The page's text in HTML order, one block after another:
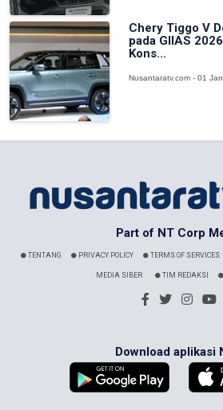
Chery Tiggo V
pada GIIAS
Kons...
Nusantaratv.com - 01
Part of NT Corp
TENTANG PRIVACY POLICY TERMS OF SERVICES
MEDIA SIBER TIM REDAKSI
Download aplikasi